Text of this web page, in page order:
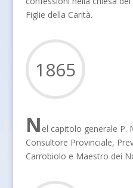
Figlie della Carità.
1865
N el capitolo generale P.
Consultore Provinciale,
Carrobiolo e Maestro dei